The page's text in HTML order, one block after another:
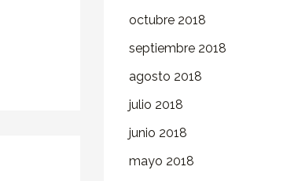
octubre 2018
septiembre 2018
agosto 2018
julio 2018
junio 2018
mayo 2018